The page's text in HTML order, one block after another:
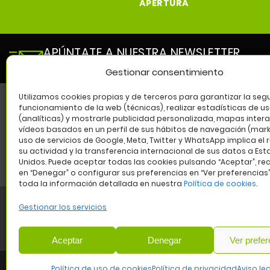
Gestionar consentimiento
Utilizamos cookies propias y de terceros para garantizar la
funcionamiento de la web (técnicas), realizar estadísticas de
(analíticas) y mostrarle publicidad personalizada, mapas
vídeos basados en un perfil de sus hábitos de navegación
uso de servicios de Google, Meta, Twitter y WhatsApp implica el
su actividad y la transferencia internacional de sus datos a
Unidos. Puede aceptar todas las cookies pulsando “Aceptar”,
en “Denegar” o configurar sus preferencias en “Ver
toda la información detallada en nuestra Política de cookies.
Gestionar los servicios
Aceptar Denegar Ver
APERTURA
APÚNTATE A NUESTRA NEWSLETTER
y entérate de todas las novedades de nuestro